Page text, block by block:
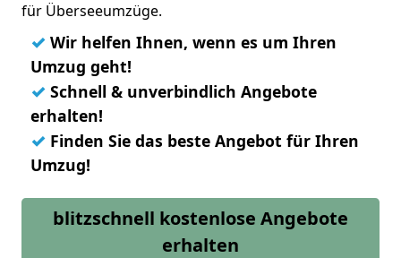
für Überseeumzüge.
✓ Wir helfen Ihnen, wenn es um Ihren
Umzug geht!
✓ Schnell & unverbindlich Angebote
erhalten!
✓ Finden Sie das beste Angebot für Ihren
Umzug!
blitzschnell kostenlose Angebote
erhalten